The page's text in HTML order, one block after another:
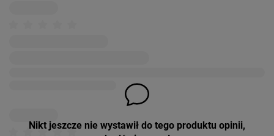
Nikt jeszcze nie wystawił do tego produktu opinii,